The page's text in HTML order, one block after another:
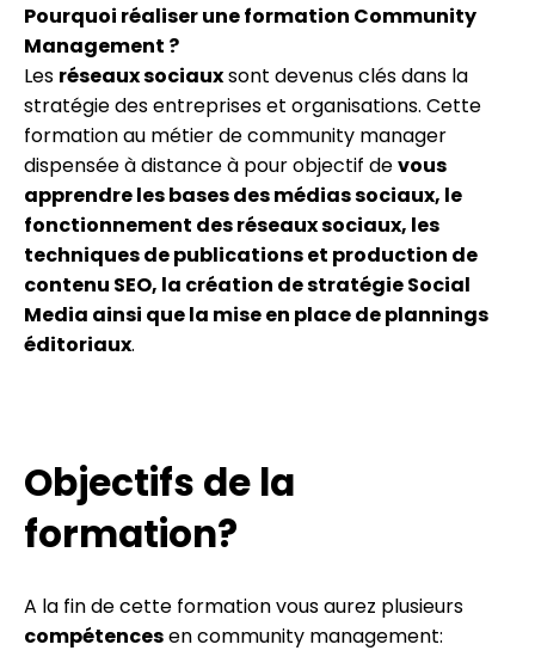
Pourquoi réaliser une formation Community
Management ?
Les réseaux sociauxsont devenus clés dans la
stratégie des entreprises et organisations. Cette
formation au métier de community manager
dispensée à distance à pour objectif devous
apprendre les bases des médias sociaux, le
fonctionnement des réseaux sociaux, les
techniques de publications et production de
contenu SEO, la création de stratégie Social
Media ainsi que la mise en place de plannings
éditoriaux.
Objectifs de la
formation?
A la fin de cette formation vous aurez plusieurs
compétencesen community management: